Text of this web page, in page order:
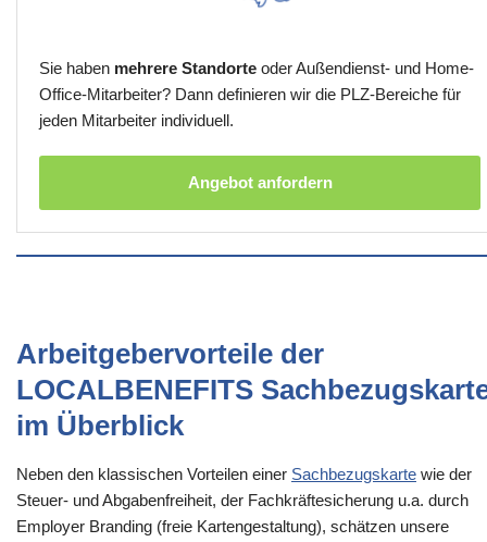
Sie haben mehrere Standorte oder Außendienst- und Home-
Office-Mitarbeiter? Dann definieren wir die PLZ-Bereiche für
jeden Mitarbeiter individuell.
Angebot anfordern
Arbeitgebervorteile der
LOCALBENEFITS
im Überblick
Neben den klassischen Vorteilen einer Sachbezugskarte wie der
Steuer- und Abgabenfreiheit, der Fachkräftesicherung u.a. durch
Employer Branding (freie Kartengestaltung), schätzen unsere